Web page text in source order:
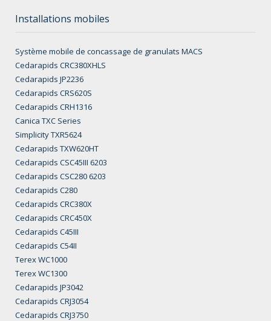
Installations mobiles
Système mobile de concassage de granulats MACS
Cedarapids CRC380XHLS
Cedarapids JP2236
Cedarapids CRS620S
Cedarapids CRH1316
Canica TXC Series
Simplicity TXR5624
Cedarapids TXW620HT
Cedarapids CSC45III 6203
Cedarapids CSC280 6203
Cedarapids C280
Cedarapids CRC380X
Cedarapids CRC450X
Cedarapids C45III
Cedarapids C54II
Terex WC1000
Terex WC1300
Cedarapids JP3042
Cedarapids CRJ3054
Cedarapids CRJ3750